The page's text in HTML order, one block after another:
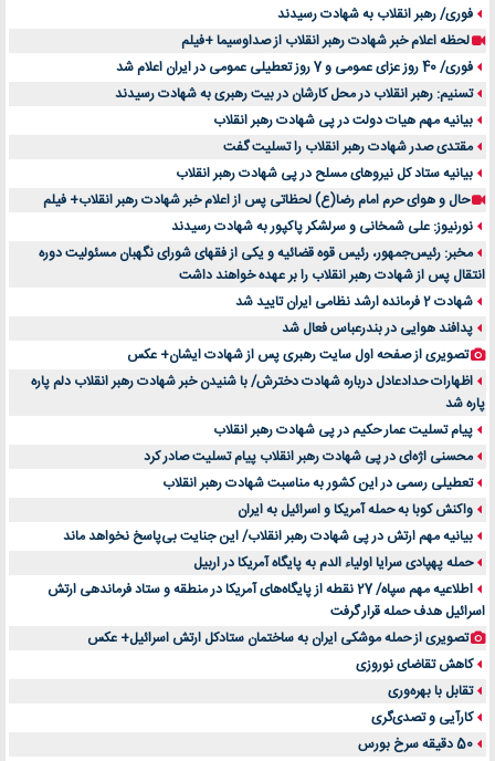
فوری/ رهبر انقلاب به شهادت رسیدند
لحظه اعلام خبر شهادت رهبر انقلاب از صداوسیما +فیلم
فوری/ 40 روز عزای عمومی و 7 روز تعطیلی عمومی در ایران اعلام شد
تسنیم: رهبر انقلاب در محل کارشان در بیت رهبری به شهادت رسیدند
بیانیه مهم هیات دولت در پی شهادت رهبر انقلاب
مقتدی صدر شهادت رهبر انقلاب را تسلیت گفت
بیانیه ستاد کل نیروهای مسلح در پی شهادت رهبر انقلاب
حال و هوای حرم امام رضا(ع) لحظاتی پس از اعلام خبر شهادت رهبر انقلاب+ فیلم
نورنیوز: علی شمخانی و سرلشکر پاکپور به شهادت رسیدند
مخبر: رئیس‌جمهور، رئیس قوه ‌قضائیه و یکی از فقهای شورای نگهبان مسئولیت دوره
انتقال پس ‌از شهادت رهبر انقلاب را بر عهده خواهند داشت
شهادت 2 فرمانده ارشد نظامی ایران تایید شد
پدافند هوایی در بندرعباس فعال شد
تصویری از صفحه اول سایت رهبری پس از شهادت ایشان+ عکس
اظهارات حدادعادل درباره شهادت دخترش/ با شنیدن خبر شهادت رهبر انقلاب دلم پاره
پاره شد
پیام تسلیت عمار حکیم در پی شهادت رهبر انقلاب
محسنی اژه‌ای در پی شهادت رهبر انقلاب پیام تسلیت صادر کرد
تعطیلی رسمی در این کشور به مناسبت شهادت رهبر انقلاب
واکنش کوبا به حمله آمریکا و اسرائیل به ایران
بیانیه مهم ارتش در پی شهادت رهبر انقلاب/ این جنایت بی‌پاسخ نخواهد ماند
حمله پهپادی سرایا اولیاء الدم به پایگاه آمریکا در اربیل
اطلاعیه مهم سپاه/ 27 نقطه از پایگاه‌های آمریکا در منطقه و ستاد فرماندهی ارتش
اسرائیل هدف حمله قرار گرفت
تصویری از حمله موشکی ایران به ساختمان ستادکل ارتش اسرائیل+ عکس
کاهش تقاضای نوروزی
تقابل با بهره‌وری
کارآیی و تصدی‌گری
50 دقیقه سرخ بورس